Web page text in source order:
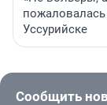
пожаловалась
Уссурийске
Сообщить